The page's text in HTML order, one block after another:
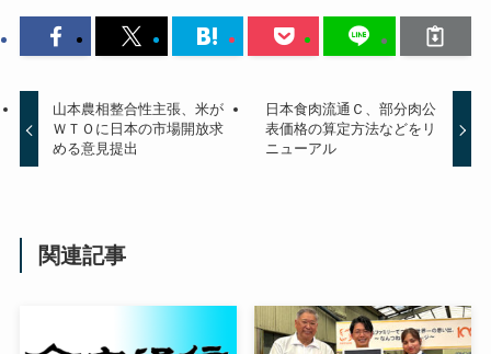
山本農相整合性主張、米が
ＷＴＯに日本の市場開放求
める意見提出
日本食肉流通Ｃ、部分肉公
表価格の算定方法などをリ
ニューアル
関連記事